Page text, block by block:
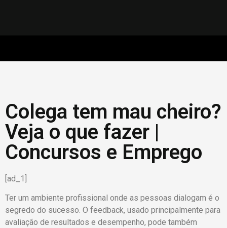
Colega tem mau cheiro?
Veja o que fazer |
Concursos e Emprego
[ad_1]
Ter um ambiente profissional onde as pessoas dialogam é o
segredo do sucesso. O feedback, usado principalmente para
avaliação de resultados e desempenho, pode também